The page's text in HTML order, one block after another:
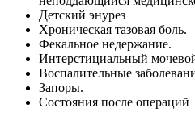
Детский энурез
Хроническая тазовая боль.
Фекальное недержание.
Интерстициальный
Воспалительные
Запоры.
Состояния после операций